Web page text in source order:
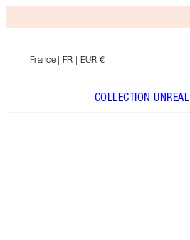
France | FR | EUR €
COLLECTION UNREAL